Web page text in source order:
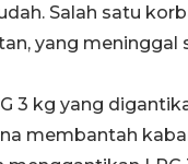
Salah satu
yang
3 kg yang
membantah